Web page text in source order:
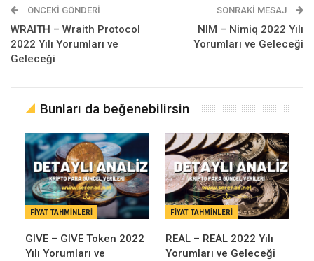
ÖNCEKI GÖNDERI
WRAITH – Wraith Protocol
2022 Yılı Yorumları ve
Geleceği
SONRAKI MESAJ
NIM – Nimiq 2022 Yılı
Yorumları ve Geleceği
Bunları da beğenebilirsin
FIYAT TAHMINLERI
GIVE – GIVE Token 2022
Yılı Yorumları ve
FIYAT TAHMINLERI
REAL – REAL 2022 Yılı
Yorumları ve Geleceği